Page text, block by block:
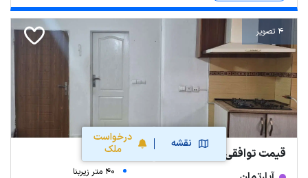
نقشه
درخواست
ملک
4 تصویر
قیمت توافقی
1 خواب
40 متر زیربنا